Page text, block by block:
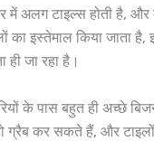
में अलग टाइल्स होती है,
का इस्तेमाल किया जाता है,
ही जा रहा है।
के पास बहुत ही अच्छे
ग्रैब कर सकते हैं, और